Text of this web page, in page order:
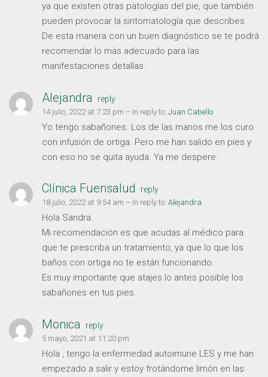
ya que existen otras patologías del pie, que también
pueden provocar la sintomatología que describes.
De esta manera con un buen diagnóstico se te podrá
recomendar lo más adecuado para las
manifestaciones detallas.
Alejandra reply
14 julio, 2022 at 7:23 pm – In reply to: Juan Cabello
Yo tengo sabañones. Los de las manos me los curo
con infusión de ortiga. Pero me han salido en pies y
con eso no se quita ayuda. Ya me despere.
Clínica Fuensalud reply
18 julio, 2022 at 9:54 am – In reply to: Alejandra
Hola Sandra.
Mi recomendación es que acudas al médico para
que te prescriba un tratamiento, ya que lo que los
baños con ortiga no te están funcionando.
Es muy importante que atajes lo antes posible los
sabañones en tus pies.
Monica reply
5 mayo, 2021 at 11:20 pm
Hola , tengo la enfermedad autoimune LES y me han
empezado a salir y estoy frotándome limón en las